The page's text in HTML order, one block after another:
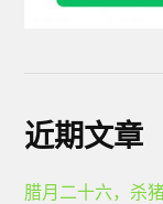
近期文章
腊月二十六，杀